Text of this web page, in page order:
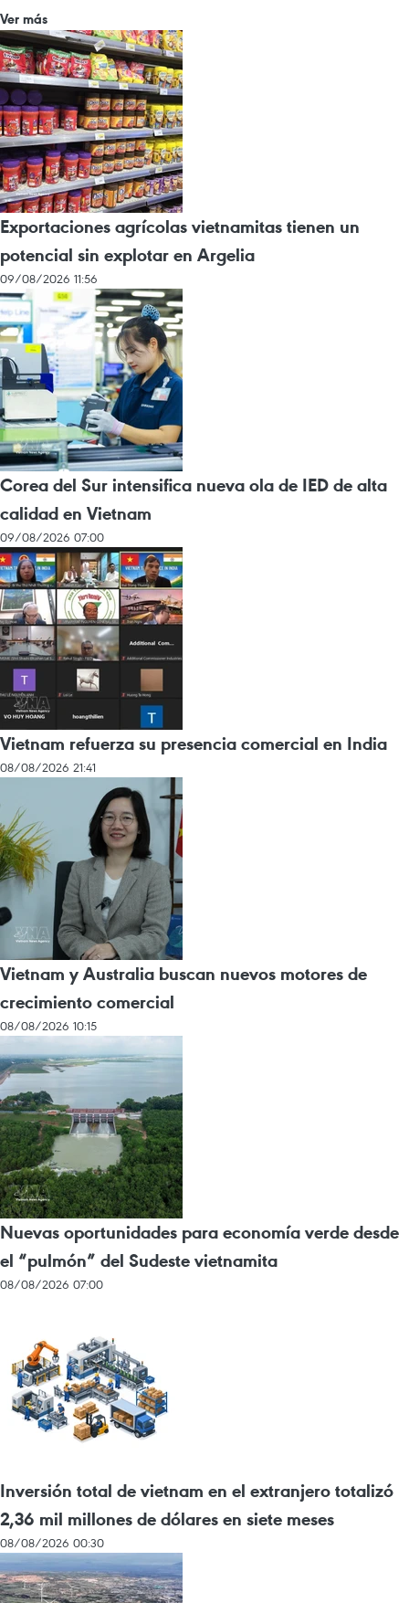
Ver más
Exportaciones agrícolas vietnamitas tienen un
potencial sin explotar en Argelia
09/08/2026 11:56
Corea del Sur intensifica nueva ola de IED de alta
calidad en Vietnam
09/08/2026 07:00
Vietnam refuerza su presencia comercial en India
08/08/2026 21:41
Vietnam y Australia buscan nuevos motores de
crecimiento comercial
08/08/2026 10:15
Nuevas oportunidades para economía verde desde
el “pulmón” del Sudeste vietnamita
08/08/2026 07:00
Inversión total de vietnam en el extranjero totalizó
2,36 mil millones de dólares en siete meses
08/08/2026 00:30